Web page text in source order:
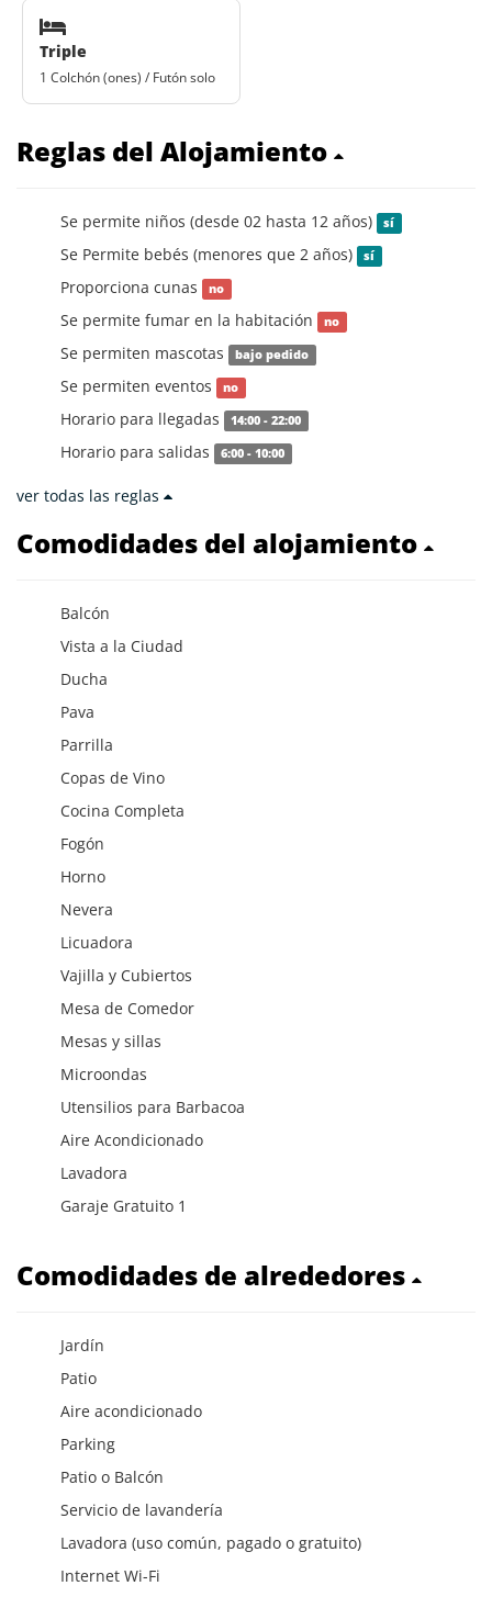
Triple
1 Colchón (ones) / Futón solo
Reglas del Alojamiento
Se permite niños (desde 02 hasta 12 años) sí
Se Permite bebés (menores que 2 años) sí
Proporciona cunas no
Se permite fumar en la habitación no
Se permiten mascotas bajo pedido
Se permiten eventos no
Horario para llegadas 14:00 - 22:00
Horario para salidas 6:00 - 10:00
ver todas las reglas
Comodidades del alojamiento
Balcón
Vista a la Ciudad
Ducha
Pava
Parrilla
Copas de Vino
Cocina Completa
Fogón
Horno
Nevera
Licuadora
Vajilla y Cubiertos
Mesa de Comedor
Mesas y sillas
Microondas
Utensilios para Barbacoa
Aire Acondicionado
Lavadora
Garaje Gratuito 1
Comodidades de alrededores
Jardín
Patio
Aire acondicionado
Parking
Patio o Balcón
Servicio de lavandería
Lavadora (uso común, pagado o gratuito)
Internet Wi-Fi